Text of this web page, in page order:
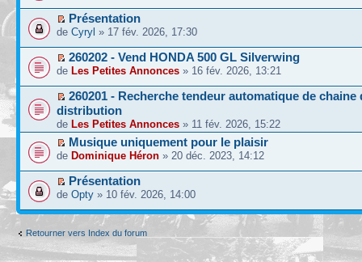
Présentation
de Cyryl » 17 fév. 2026, 17:30
260202 - Vend HONDA 500 GL Silverwing
de Les Petites Annonces » 16 fév. 2026, 13:21
260201 - Recherche tendeur automatique de chaine
distribution
de Les Petites Annonces » 11 fév. 2026, 15:22
Musique uniquement pour le plaisir
de Dominique Héron » 20 déc. 2023, 14:12
Présentation
de Opty » 10 fév. 2026, 14:00
Retourner vers Index du forum